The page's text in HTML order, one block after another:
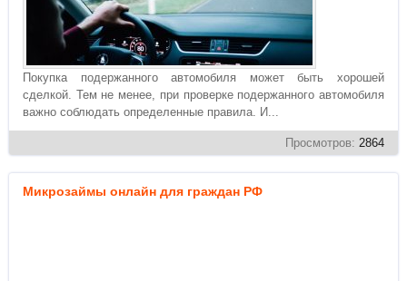
Покупка подержанного автомобиля может быть хорошей
сделкой. Тем не менее, при проверке подержанного автомобиля
важно соблюдать определенные правила. И...
Просмотров: 2864
Микрозаймы онлайн для граждан РФ